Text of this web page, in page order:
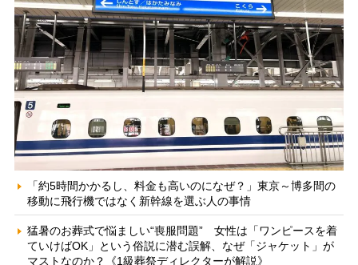
「約5時間かかるし、料金も高いのになぜ？」東京～博多間の
移動に飛行機ではなく新幹線を選ぶ人の事情
猛暑のお葬式で悩ましい“喪服問題” 女性は「ワンピースを着
ていけばOK」という俗説に潜む誤解、なぜ「ジャケット」が
マストなのか？《1級葬祭ディレクターが解説》